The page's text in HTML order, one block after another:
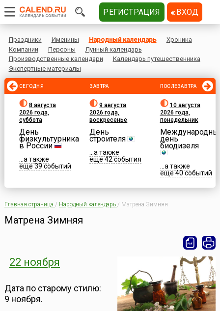
Праздники Именины Народный календарь
Хроника
Компании
Персоны
Лунный календарь
Производственные календари
Календарь путешественника
Экспертные материалы
СЕГОДНЯ
8 августа
2026 года,
суббота
День
физкультурника
в России
...а также
еще 39 событий
ЗАВТРА
9 августа
2026 года,
воскресенье
День
строителя
...а также
еще 42 события
ПОСЛЕЗАВТРА
10 августа
2026 года,
понедельник
день
биодизеля
...а также
еще 40 событий
Главная страница / Народный календарь / Матрена Зимняя
Матрена Зимняя
22 ноября
Дата по старому стилю:
9 ноября.
РЕГИСТРАЦИЯ ВХОД